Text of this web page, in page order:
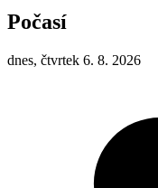
Počasí
dnes, čtvrtek 6. 8. 2026